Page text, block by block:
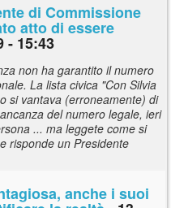
di Commissione
atto di essere
- 15:43
non ha garantito il numero
La lista civica "Con Silvia
si vantava (erroneamente) di
del numero legale, ieri
... ma leggete come si
risponde un Presidente
anche i suoi